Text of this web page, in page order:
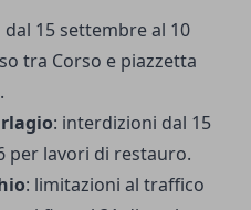
dal 15 settembre al 10
tra Corso e piazzetta
: interdizioni dal 15
per lavori di restauro.
: limitazioni al traffico